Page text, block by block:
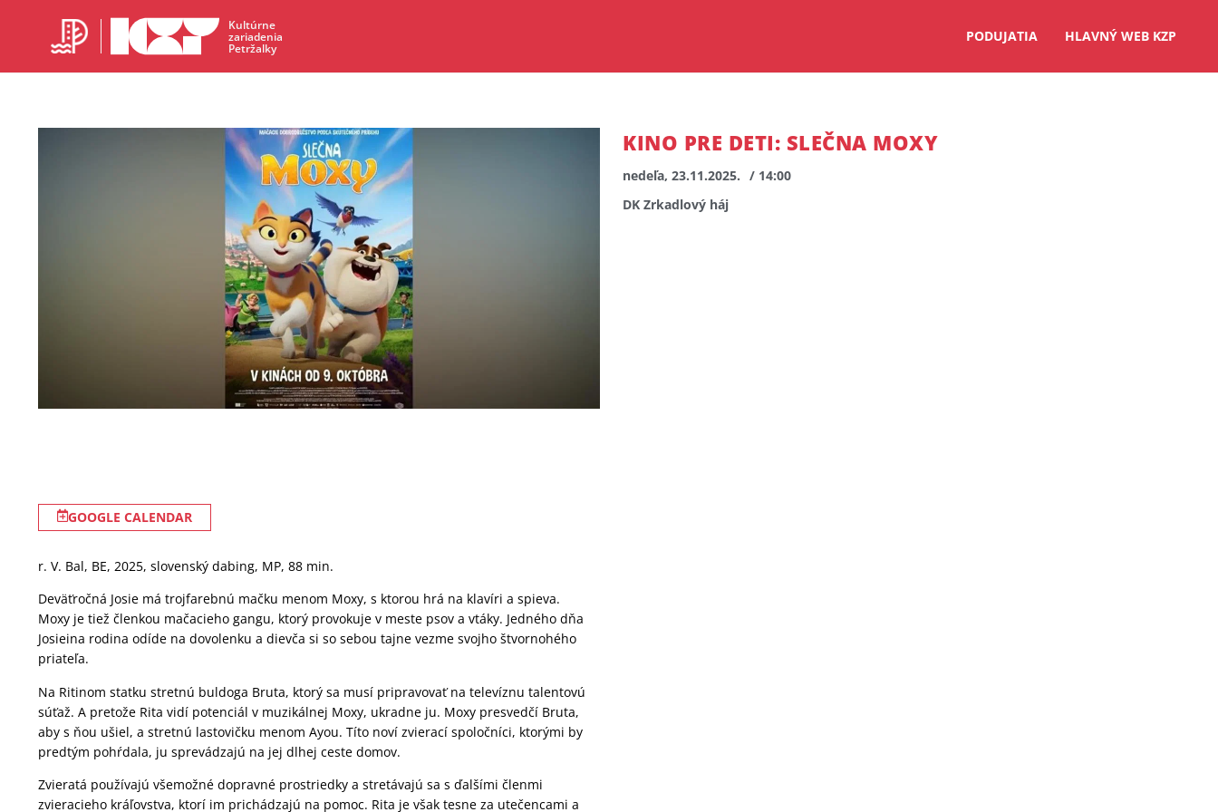
Kultúrne
zariadenia
Petržalky
PODUJATIA HLAVNÝ WEB KZP
KINO PRE DETI: SLEČNA MOXY
nedeľa, 23.11.2025. / 14:00
DK Zrkadlový háj
GOOGLE CALENDAR
r. V. Bal, BE, 2025, slovenský dabing, MP, 88 min.
Deväťročná Josie má trojfarebnú mačku menom Moxy, s ktorou hrá na klavíri a spieva.
Moxy je tiež členkou mačacieho gangu, ktorý provokuje v meste psov a vtáky. Jedného dňa
Josieina rodina odíde na dovolenku a dievča si so sebou tajne vezme svojho štvornohého
priateľa.
Na Ritinom statku stretnú buldoga Bruta, ktorý sa musí pripravovať na televíznu talentovú
súťaž. A pretože Rita vidí potenciál v muzikálnej Moxy, ukradne ju. Moxy presvedčí Bruta,
aby s ňou ušiel, a stretnú lastovičku menom Ayou. Títo noví zvierací spoločníci, ktorými by
predtým pohŕdala, ju sprevádzajú na jej dlhej ceste domov.
Zvieratá používajú všemožné dopravné prostriedky a stretávajú sa s ďalšími členmi
zvieracieho kráľovstva, ktorí im prichádzajú na pomoc. Rita je však tesne za utečencami a